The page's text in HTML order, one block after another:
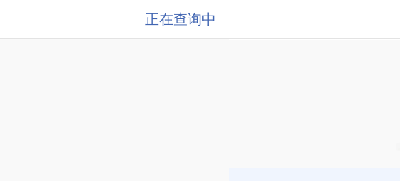
正在查询中